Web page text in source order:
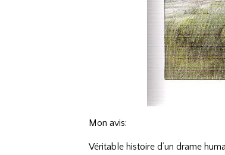
Mon avis:
Véritable histoire d’un drame